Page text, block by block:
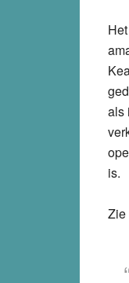
als
is.
Zie